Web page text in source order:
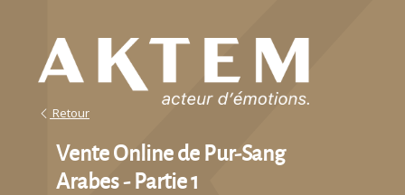
Retour
Vente Online de Pur-Sang
Arabes - Partie 1